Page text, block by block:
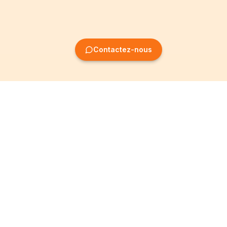
Contactez-nous